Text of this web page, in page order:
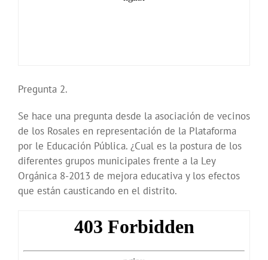
Pregunta 2.
Se hace una pregunta desde la asociación de vecinos
de los Rosales en representación de la Plataforma
por le Educación Pública. ¿Cual es la postura de los
diferentes grupos municipales frente a la Ley
Orgánica 8-2013 de mejora educativa y los efectos
que están causticando en el distrito.